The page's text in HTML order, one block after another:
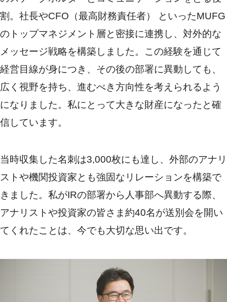
割。社長やCFO（最高財務責任者） といったMUFG
のトップマネジメント層と密接に連携し、対外的な
メッセージ戦略を構築しました。この経験を通じて
経営目線が身につき、その後の部署に異動しても、
広く視野を持ち、進むべき方向性を考えられるよう
になりました。私にとって大きな財産になったと確
信しています。
当時収集した名刺は3,000枚にも達し、外部のアナリ
ストや機関投資家とも強固なリレーションを構築で
きました。私がIRの部署から人事部へ異動する際、
アナリストや投資家の皆さま約40名が送別会を開い
てくれたことは、今でも大切な思い出です。